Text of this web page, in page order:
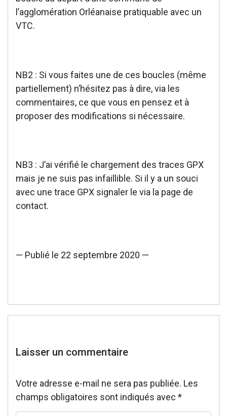
l’agglomération Orléanaise pratiquable avec un
VTC.
NB2 : Si vous faites une de ces boucles (même
partiellement) n’hésitez pas à dire, via les
commentaires, ce que vous en pensez et à
proposer des modifications si nécessaire.
NB3 : J’ai vérifié le chargement des traces GPX
mais je ne suis pas infaillible. Si il y a un souci
avec une trace GPX signaler le via la page de
contact.
— Publié le 22 septembre 2020 —
Laisser un commentaire
Votre adresse e-mail ne sera pas publiée. Les
champs obligatoires sont indiqués avec *